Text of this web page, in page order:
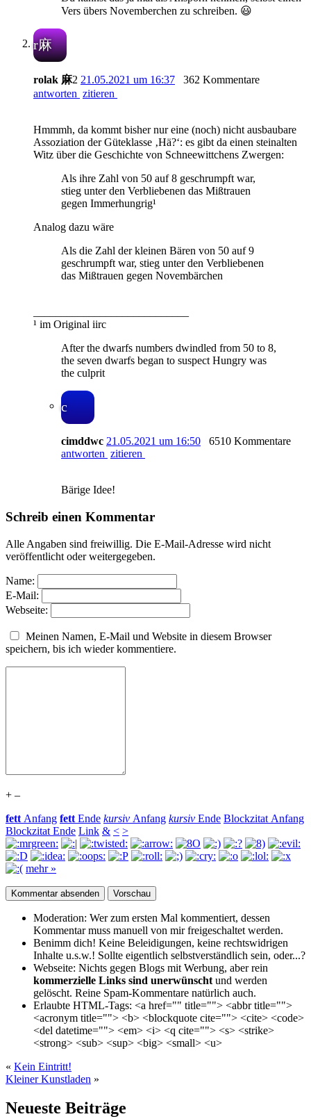
Vers übers Novemberchen zu schreiben. 😃
r麻
rolak 麻2 21.05.2021 um 16:37
362 Kommentare
antworten zitieren
Hmmmh, da kommt bisher nur eine (noch) nicht ausbaubare
Assoziation der Güteklasse ‚Hä?‘: es gibt da einen steinalten
Witz über die Geschichte von Schneewittchens Zwergen:
Als ihre Zahl von 50 auf 8 geschrumpft war,
stieg unter den Verbliebenen das Mißtrauen
gegen Immerhungrig¹
Analog dazu wäre
Als die Zahl der kleinen Bären von 50 auf 9
geschrumpft war, stieg unter den Verbliebenen
das Mißtrauen gegen Novembärchen
¹ im Original iirc
After the dwarfs numbers dwindled from 50 to 8,
the seven dwarfs began to suspect Hungry was
the culprit
c
cimddwc 21.05.2021 um 16:50
6510 Kommentare
antworten zitieren
Bärige Idee!
Schreib einen Kommentar
Alle Angaben sind freiwillig. Die E-Mail-Adresse wird nicht
veröffentlicht oder weitergegeben.
Name:
E-Mail:
Webseite:
Meinen Namen, E-Mail und Website in diesem Browser
speichern, bis ich wieder kommentiere.
+ –
fett Anfang fett Ende kursiv Anfang kursiv Ende Blockzitat Anfang
Blockzitat Ende Link & < >
mehr »
Moderation: Wer zum ersten Mal kommentiert, dessen
Kommentar muss manuell von mir freigeschaltet werden.
Benimm dich! Keine Beleidigungen, keine rechtswidrigen
Inhalte u.s.w.! Sollte eigentlich selbst­verständlich sein, oder...?
Webseite: Nichts gegen Blogs mit Werbung, aber rein
kommerzielle Links sind unerwünscht und werden
gelöscht. Reine Spam-Kommentare natürlich auch.
Erlaubte HTML-Tags: <a href="" title=""> <abbr title="">
<acronym title=""> <b> <blockquote cite=""> <cite> <code>
<del datetime=""> <em> <i> <q cite=""> <s> <strike>
<strong> <sub> <sup> <big> <small> <u>
« Kein Eintritt!
Kleiner Kunstladen »
Neueste Beiträge